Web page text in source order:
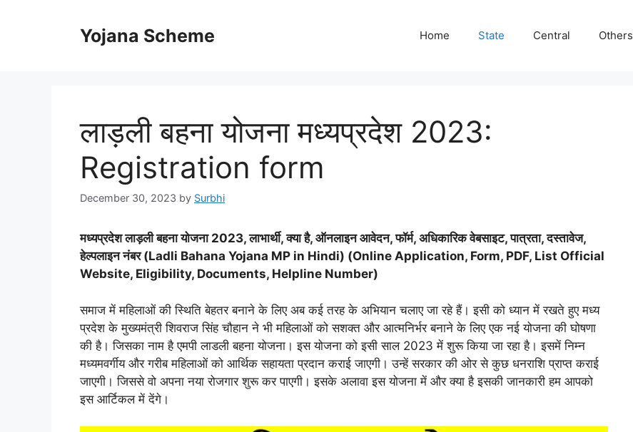
Yojana Scheme Home State Central Others
लाड़ली बहना योजना मध्यप्रदेश 2023:
Registration form
December 30, 2023 by Surbhi
मध्यप्रदेश लाड़ली बहना योजना 2023, लाभार्थी,क्या है, ऑनलाइन आवेदन, फॉर्म, अधिकारिक वेबसाइट,पात्रता,दस्तावेज,
हेल्पलाइन नंबर (Ladli Bahana Yojana MP in Hindi) (Online Application, Form, PDF, List Official
Website, Eligibility, Documents, Helpline Number)
समाज में महिलाओं की स्थिति बेहतर बनाने के लिए अब कई तरह के अभियान चलाए जा रहे हैं। इसी को ध्यान में रखते हुए मध्य
प्रदेश के मुख्यमंत्री शिवराज सिंह चौहान ने भी महिलाओं को सशक्त और आत्मनिर्भर बनाने के लिए एक नई योजना की घोषणा
की है। जिसका नाम है एमपी लाडली बहना योजना। इस योजना को इसी साल 2023 में शुरू किया जा रहा है। इसमें निम्न
मध्यमवर्गीय और गरीब महिलाओं को आर्थिक सहायता प्रदान कराई जाएगी। उन्हें सरकार की ओर से कुछ धनराशि प्राप्त कराई
जाएगी। जिससे वो अपना नया रोजगार शुरू कर पाएगी। इसके अलावा इस योजना में और क्या है इसकी जानकारी हम आपको
इस आर्टिकल में देंगे।